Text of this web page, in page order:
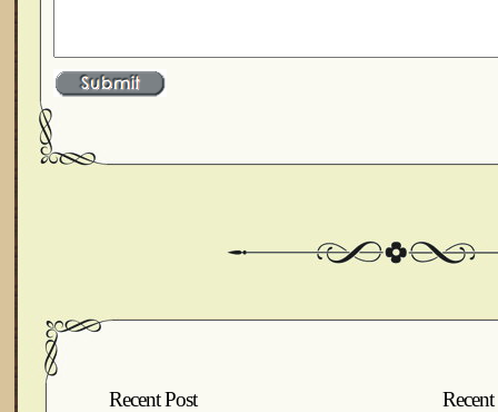
Recent Post